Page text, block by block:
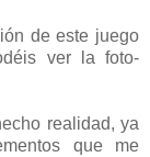
de este juego
ver la foto-
realidad, ya
que me